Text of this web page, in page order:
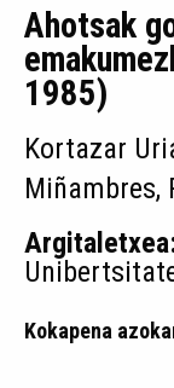
Ahotsak
1985)
Kortazar
Miñambres,
Kokapena